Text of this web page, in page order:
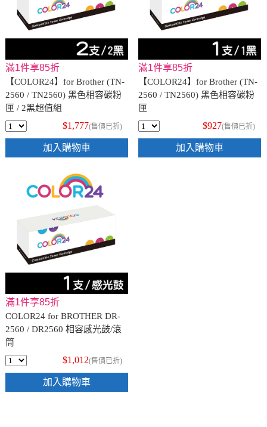
滿1件享85折
【COLOR24】for Brother (TN-
2560 / TN2560) 黑色相容碳粉
匣 / 2黑超值組
$1,777(售價已折)
加入購物車
滿1件享85折
【COLOR24】for Brother (TN-
2560 / TN2560) 黑色相容碳粉
匣
$927(售價已折)
加入購物車
滿1件享85折
COLOR24 for BROTHER DR-
2560 / DR2560 相容感光鼓/滾
筒
$1,012(售價已折)
加入購物車